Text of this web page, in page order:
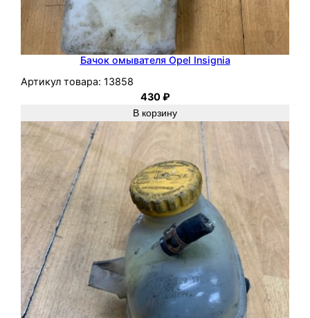
Бачок омывателя Opel Insignia
Артикул товара: 13858
430₽
В корзину